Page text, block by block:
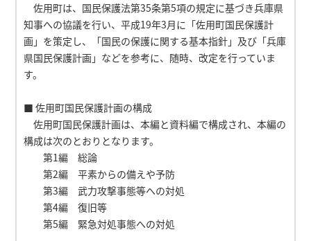
佐用町は、国民保護法第35条第5項の規定に基づき兵庫県
知事への協議を行い、平成19年3月に「佐用町国民保護計
画」を策定し、「国民の保護に関する基本指針」及び「兵庫
県国民保護計画」などを参考に、随時、改定を行っていま
す。
■ 佐用町国民保護計画の構成
佐用町国民保護計画は、本編と資料編で構成され、本編の
構成は次のとおりとなります。
第1編 総論
第2編 平素からの備えや予防
第3編 武力攻撃事態等への対処
第4編 復旧等
第5編 緊急対処事態への対処